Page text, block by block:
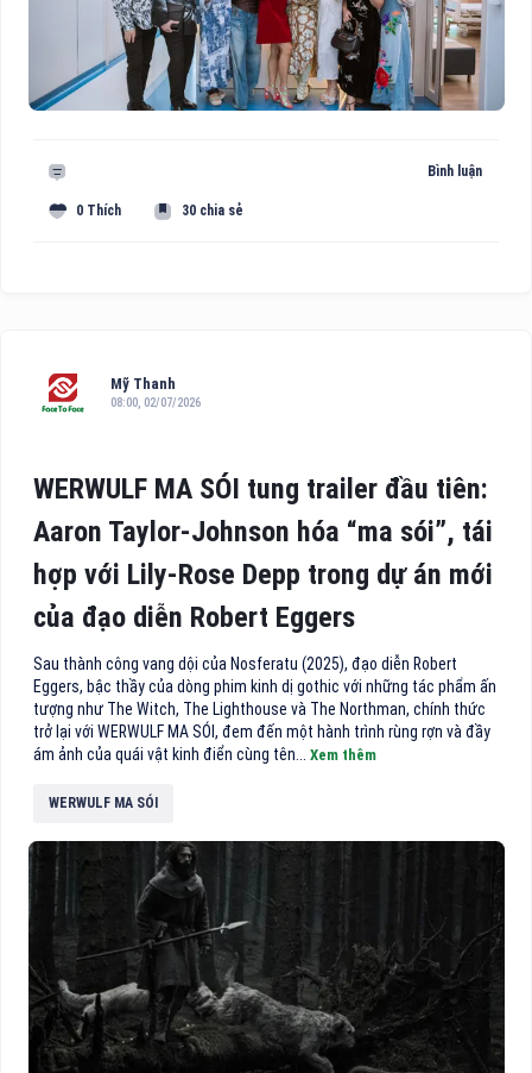
Bình luận
0 Thích 30 chia sẻ
Mỹ Thanh
08:00, 02/07/2026
WERWULF MA SÓI tung trailer đầu tiên:
Aaron Taylor-Johnson hóa “ma sói”, tái
hợp với Lily-Rose Depp trong dự án mới
của đạo diễn Robert Eggers
Sau thành công vang dội của Nosferatu (2025), đạo diễn Robert
Eggers, bậc thầy của dòng phim kinh dị gothic với những tác phẩm ấn
tượng như The Witch, The Lighthouse và The Northman, chính thức
trở lại với WERWULF MA SÓI, đem đến một hành trình rùng rợn và đầy
ám ảnh của quái vật kinh điển cùng tên... Xem thêm
WERWULF MA SÓI